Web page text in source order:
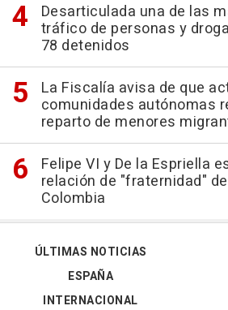
Desarticulada una de las
tráfico de personas y
78 detenidos
La Fiscalía avisa de que
comunidades autónomas
reparto de menores
Felipe VI y De la Espriella
relación de "fraternidad"
Colombia
ÚLTIMAS NOTICIAS
ESPAÑA
INTERNACIONAL